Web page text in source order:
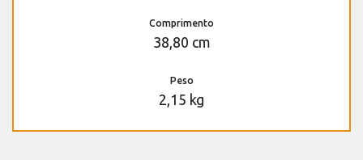
Comprimento
38,80 cm
Peso
2,15 kg